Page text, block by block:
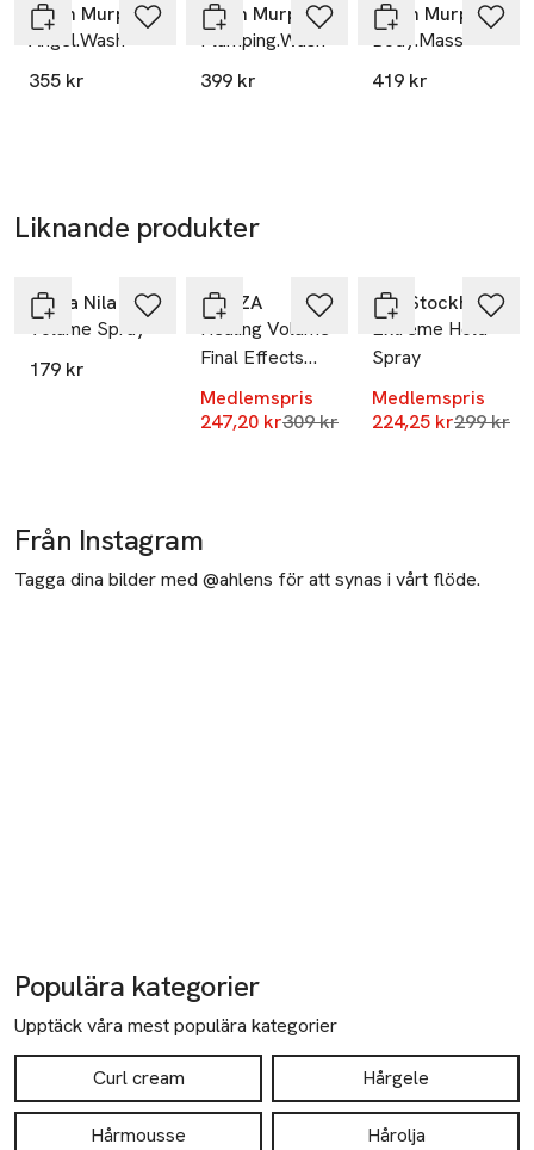
E-post
KMRegulatory@kevinmurphy.com.au
Mobilnummer
Kevin Murphy
Angel.Wash
355 kr
Kevin Murphy
Plumping.Wash
399 kr
Kevin Murphy
Body.Mass
419 kr
Liknande produkter
Maria Nila
Volume Spray
179 kr
L'ANZA
Healing Volume
Final Effects
Spray
Medlemspris
247,20 krLägsta pris 30 dagar
309 kr
REF Stockholm
Extreme Hold
Spray
Medlemspris
224,25 krLägsta
299 kr
Från Instagram
Tagga dina bilder med @ahlens för att synas i vårt flöde.
Populära kategorier
Upptäck våra mest populära kategorier
Curl cream Hårgele
Hårmousse Hårolja